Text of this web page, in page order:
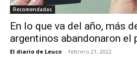
Recomendadas
En lo que va del año, más
argentinos abandonaron el
El diario de Leuco - febrero 21, 2022